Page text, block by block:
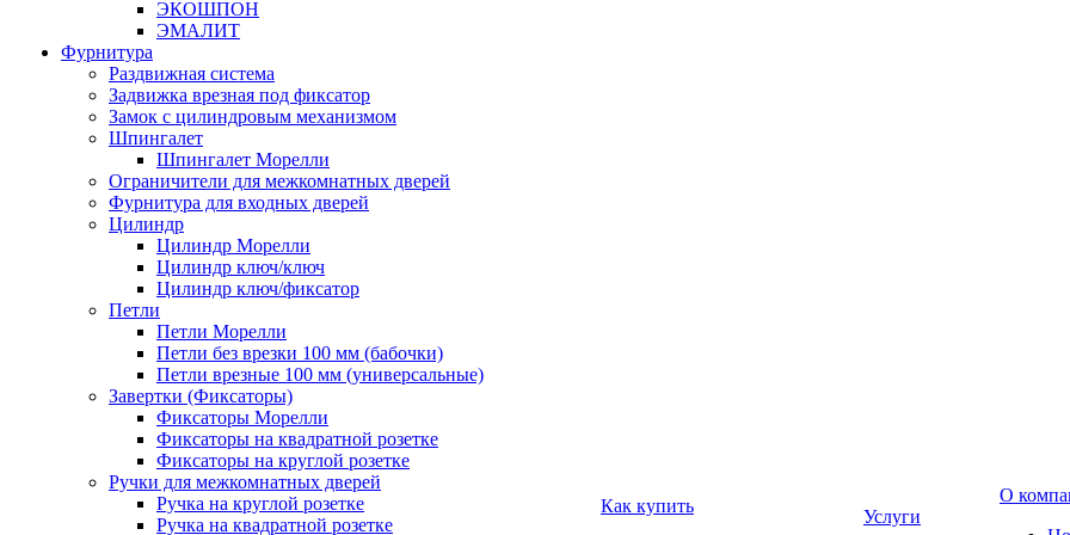
ЭКОШПОН
ЭМАЛИТ
Фурнитура
Раздвижная система
Задвижка врезная под фиксатор
Замок с цилиндровым механизмом
Шпингалет
Шпингалет Морелли
Ограничители для межкомнатных дверей
Фурнитура для входных дверей
Цилиндр
Цилиндр Морелли
Цилиндр ключ/ключ
Цилиндр ключ/фиксатор
Петли
Петли Морелли
Петли без врезки 100 мм (бабочки)
Петли врезные 100 мм (универсальные)
Завертки (Фиксаторы)
Фиксаторы Морелли
Фиксаторы на квадратной розетке
Фиксаторы на круглой розетке
Ручки для межкомнатных дверей
Ручка на круглой розетке
Ручка на квадратной розетке
Как купить
Услуги
О